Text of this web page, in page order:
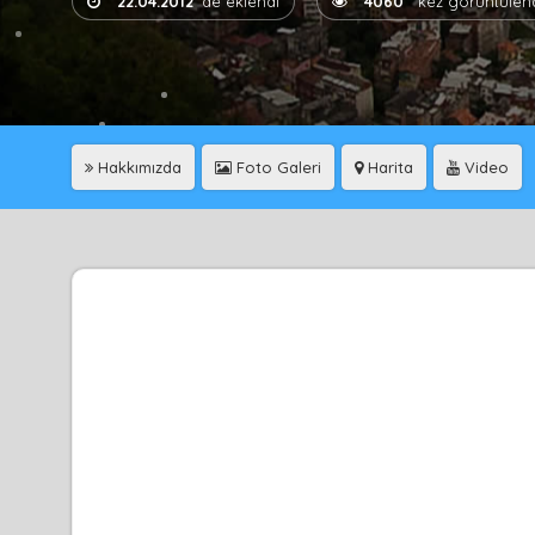
Hakkımızda Foto Galeri Harita Video